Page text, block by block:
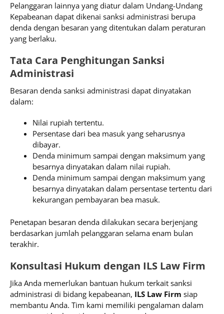
Pelanggaran lainnya yang diatur dalam Undang-Undang
Kepabeanan dapat dikenai sanksi administrasi berupa
denda dengan besaran yang ditentukan dalam peraturan
yang berlaku.
Tata Cara Penghitungan Sanksi
Administrasi
Besaran denda sanksi administrasi dapat dinyatakan
dalam:
Nilai rupiah tertentu.
Persentase dari bea masuk yang seharusnya
dibayar.
Denda minimum sampai dengan maksimum yang
besarnya dinyatakan dalam nilai rupiah.
Denda minimum sampai dengan maksimum yang
besarnya dinyatakan dalam persentase tertentu dari
kekurangan pembayaran bea masuk.
Penetapan besaran denda dilakukan secara berjenjang
berdasarkan jumlah pelanggaran selama enam bulan
terakhir.
Konsultasi Hukum dengan ILS Law Firm
Jika Anda memerlukan bantuan hukum terkait sanksi
administrasi di bidang kepabeanan, ILS Law Firm siap
membantu Anda. Tim kami memiliki pengalaman dalam